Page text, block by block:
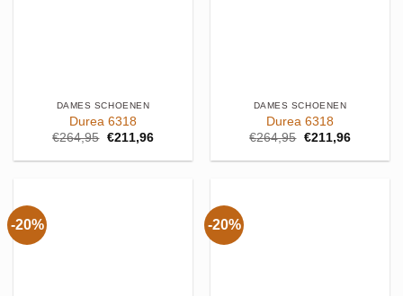
DAMES SCHOENEN
Durea 6318
€264,95 Oorspronkelijke
was:
€211,96Huidige
is:
DAMES SCHOENEN
Durea 6318
€264,95 Oorspronkelijke
was:
€211,96Huidige
is:
-20% -20%